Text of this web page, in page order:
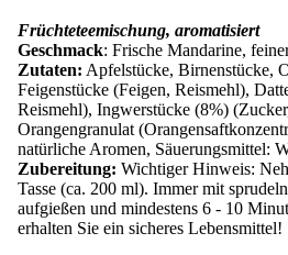
Früchteteemischung, aromatisiert
Geschmack: Frische Mandarine,
Zutaten: Apfelstücke, Birnenstücke,
Feigenstücke (Feigen, Reismehl),
Reismehl), Ingwerstücke (8%)
Orangengranulat
natürliche Aromen, Säuerungsmittel:
Zubereitung: Wichtiger Hinweis:
Tasse (ca. 200 ml). Immer mit
aufgießen und mindestens 6 - 10
erhalten Sie ein sicheres Lebensmittel!